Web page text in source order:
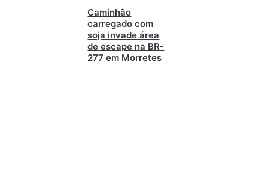
Caminhão
carregado com
soja invade área
de escape na BR-
277 em Morretes